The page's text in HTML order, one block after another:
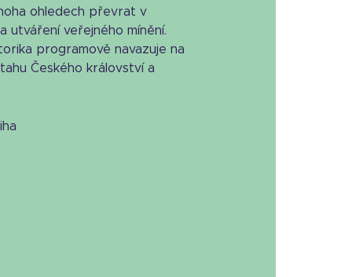
ohledech převrat v
utváření veřejného mínění.
programově navazuje na
Českého království a